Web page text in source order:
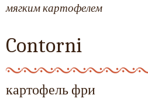
мягким картофелем
Contorni
картофель фри